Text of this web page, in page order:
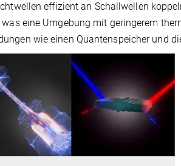
effizient an Schallwellen
was eine Umgebung mit geringerem
wie einen Quantenspeicher und